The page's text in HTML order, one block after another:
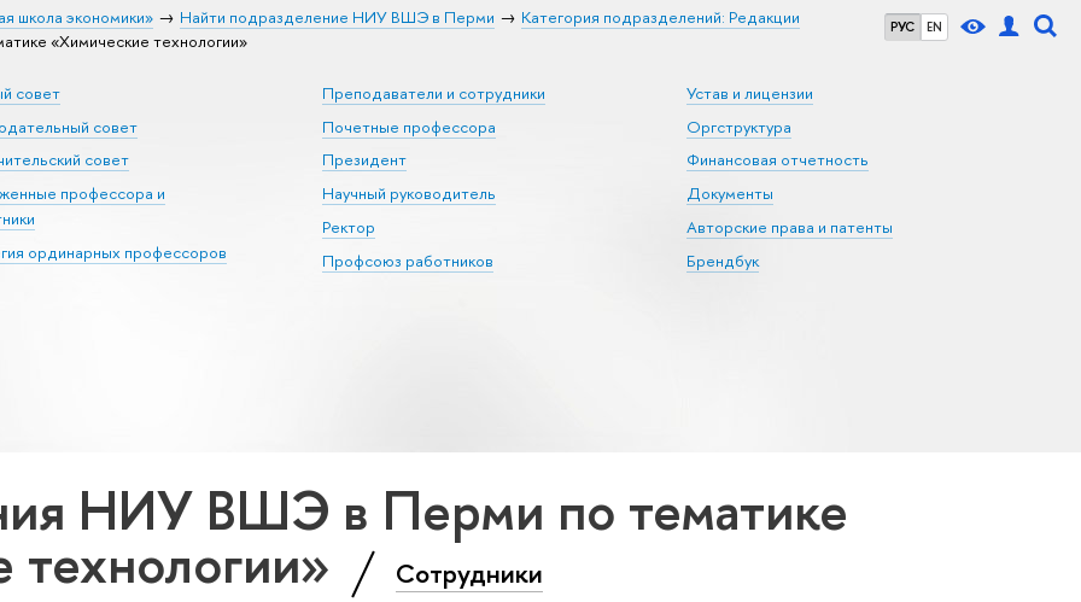
РУС EN
школа экономики» Найти подразделение НИУ ВШЭ в Перми
Категория подразделений: Редакции
«Химические технологии»
совет
совет
совет
профессора и
ординарных профессоров
Преподаватели и сотрудники
Почетные профессора
Президент
Научный руководитель
Ректор
Профсоюз работников
Устав и лицензии
Оргструктура
Финансовая отчетность
Документы
Авторские права и патенты
Брендбук
НИУ ВШЭ в Перми по тематике
Сотрудники